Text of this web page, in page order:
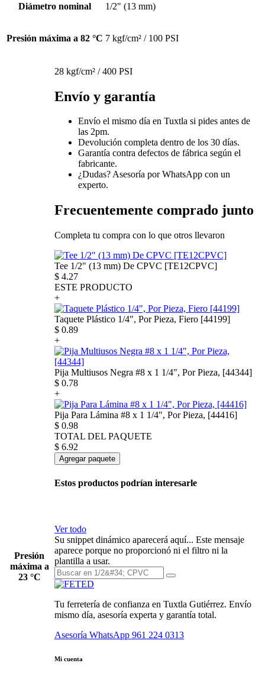
Diámetro nominal 1/2" (13 mm)
Presión máxima a 82 °C 7 kgf/cm² / 100 PSI
Presión
máxima a
23 °C
28 kgf/cm² / 400 PSI
Envío y garantía
Envío el mismo día en Tuxtla si pides antes de
las 2pm.
Devolución completa dentro de los 30 días.
Garantía contra defectos de fábrica según el
fabricante.
¿Dudas? Asesoría por WhatsApp con un
experto.
Frecuentemente comprado junto
Completa tu compra con lo que otros llevaron
Tee 1/2" (13 mm) De CPVC [TE12CPVC]
$ 4.27
ESTE PRODUCTO
+
Taquete Plástico 1/4", Por Pieza, Fiero [44199]
$ 0.89
+
Pija Multiusos Negra #8 x 1 1/4", Por Pieza, [44344]
$ 0.78
+
Pija Para Lámina #8 x 1 1/4", Por Pieza, [44416]
$ 0.98
TOTAL DEL PAQUETE
$ 6.92
Agregar paquete
Estos productos podrían interesarle
Ver todo
Su snippet dinámico aparecerá aquí... Este mensaje
aparece porque no proporcionó ni el filtro ni la
plantilla a usar.
Tu ferretería de confianza en Tuxtla Gutiérrez. Envío
mismo día, asesoría experta y garantía total.
Asesoría WhatsApp 961 224 0313
Mi cuenta